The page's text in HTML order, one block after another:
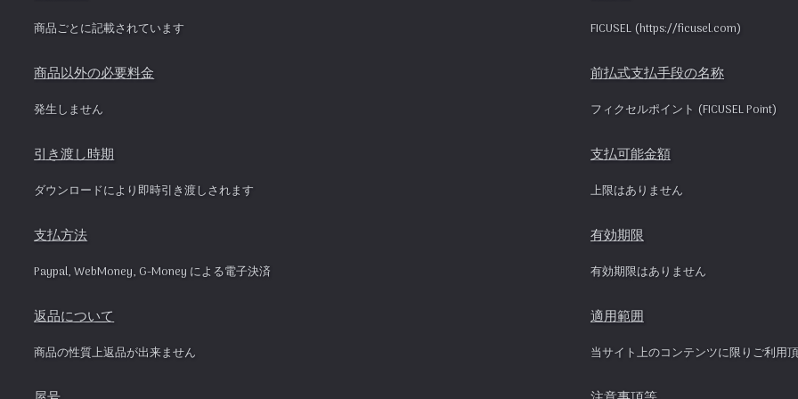
3.FICUSELは申込承認の過程において本サービス提供のための設備の不
足、 障害等によりサービスの提供が困難であると判断される場合に
し、 FICUSELは当該留保に関して、お客様に対して損害賠償その他全
て、一切の責任を負うものとします。
2.会員は、自身の会員IDおよびパスワードを第三者に対し、貸与、譲
渡、名義変更、売買または質入してはならず、 また、方法の如何を問
わず第三者に利用させてはならないものとします。
3.FICUSELは、会員の会員IDおよびこれに対応するパスワードが他の第
三者に使用されたことによって、会員が被る損害については、 当該会
商品ごとに記載されています
商品以外の必要料金
発生しません
引き渡し時期
ダウンロードにより即時引き渡しされます
支払方法
Paypal, WebMoney, G-Money による電子決済
返品について
商品の性質上返品が出来ません
FICUSEL (https://ficusel.com)
前払式支払手段の名称
フィクセルポイント (FICUSEL Point)
支払可能金額
上限はありません
有効期限
有効期限はありません
適用範囲
当サイト上のコンテンツに限りご利用